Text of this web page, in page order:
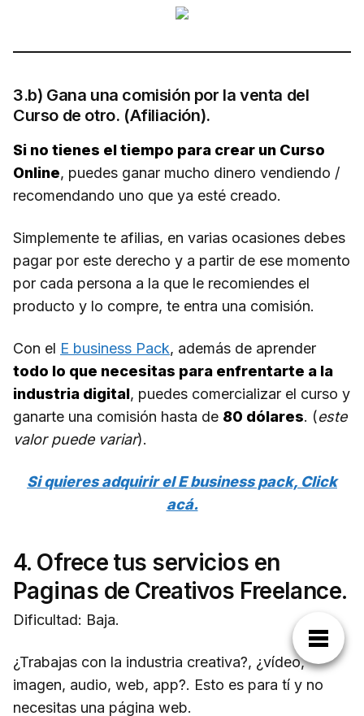
3.b) Gana una comisión por la venta del
Curso de otro. (Afiliación).
Si no tienes el tiempo para crear un Curso
Online, puedes ganar mucho dinero vendiendo /
recomendando uno que ya esté creado.
Simplemente te afilias, en varias ocasiones debes
pagar por este derecho y a partir de ese momento
por cada persona a la que le recomiendes el
producto y lo compre, te entra una comisión.
Con el E business Pack, además de aprender
todo lo que necesitas para enfrentarte a la
industria digital, puedes comercializar el curso y
ganarte una comisión hasta de 80 dólares. (este
valor puede variar).
Si quieres adquirir el E business pack, Click
acá.
4. Ofrece tus servicios en
Paginas de Creativos Freelance.
Dificultad: Baja.
¿Trabajas con la industria creativa?, ¿vídeo,
imagen, audio, web, app?. Esto es para tí y no
necesitas una página web.